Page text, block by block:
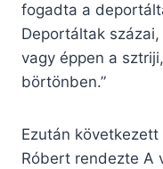
fogadta a
Deportáltak
vagy éppen a
börtönben.”
Ezután
Róbert rendezte A